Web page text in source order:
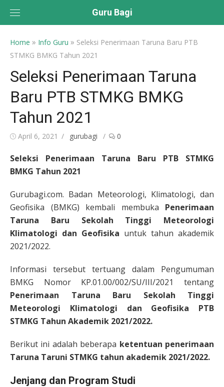
Guru Bagi
Home » Info Guru » Seleksi Penerimaan Taruna Baru PTB
STMKG BMKG Tahun 2021
Seleksi Penerimaan Taruna
Baru PTB STMKG BMKG
Tahun 2021
Posted
April 6, 2021 Author
gurubagi 0
Seleksi Penerimaan Taruna Baru PTB STMKG
BMKG Tahun 2021
Gurubagi.com. Badan Meteorologi, Klimatologi, dan
Geofisika (BMKG) kembali membuka Penerimaan
Taruna Baru Sekolah Tinggi Meteorologi
Klimatologi dan Geofisika untuk tahun akademik
2021/2022.
Informasi tersebut tertuang dalam Pengumuman
BMKG Nomor KP.01.00/002/SU/III/2021 tentang
Penerimaan Taruna Baru Sekolah Tinggi
Meteorologi Klimatologi dan Geofisika PTB
STMKG Tahun Akademik 2021/2022.
Berikut ini adalah beberapa ketentuan penerimaan
Taruna Taruni STMKG tahun akademik 2021/2022.
Jenjang dan Program Studi